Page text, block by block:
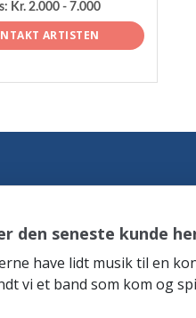
Kr. 2.000 - 7.000
ARTISTEN
den seneste kunde
have lidt musik til en
vi et band som kom og